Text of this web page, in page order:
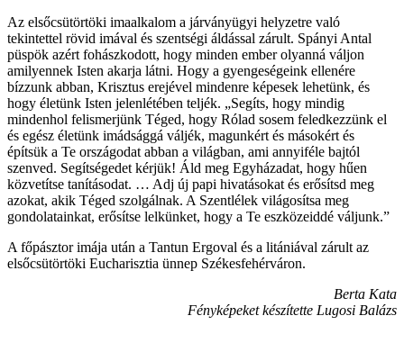
Az elsőcsütörtöki imaalkalom a járványügyi helyzetre való
tekintettel rövid imával és szentségi áldással zárult. Spányi Antal
püspök azért fohászkodott, hogy minden ember olyanná váljon
amilyennek Isten akarja látni. Hogy a gyengeségeink ellenére
bízzunk abban, Krisztus erejével mindenre képesek lehetünk, és
hogy életünk Isten jelenlétében teljék. „Segíts, hogy mindig
mindenhol felismerjünk Téged, hogy Rólad sosem feledkezzünk el
és egész életünk imádsággá váljék, magunkért és másokért és
építsük a Te országodat abban a világban, ami annyiféle bajtól
szenved. Segítségedet kérjük! Áld meg Egyházadat, hogy hűen
közvetítse tanításodat. … Adj új papi hivatásokat és erősítsd meg
azokat, akik Téged szolgálnak. A Szentlélek világosítsa meg
gondolatainkat, erősítse lelkünket, hogy a Te eszközeiddé váljunk.”
A főpásztor imája után a Tantun Ergoval és a litániával zárult az
elsőcsütörtöki Eucharisztia ünnep Székesfehérváron.
Berta Kata
Fényképeket készítette Lugosi Balázs